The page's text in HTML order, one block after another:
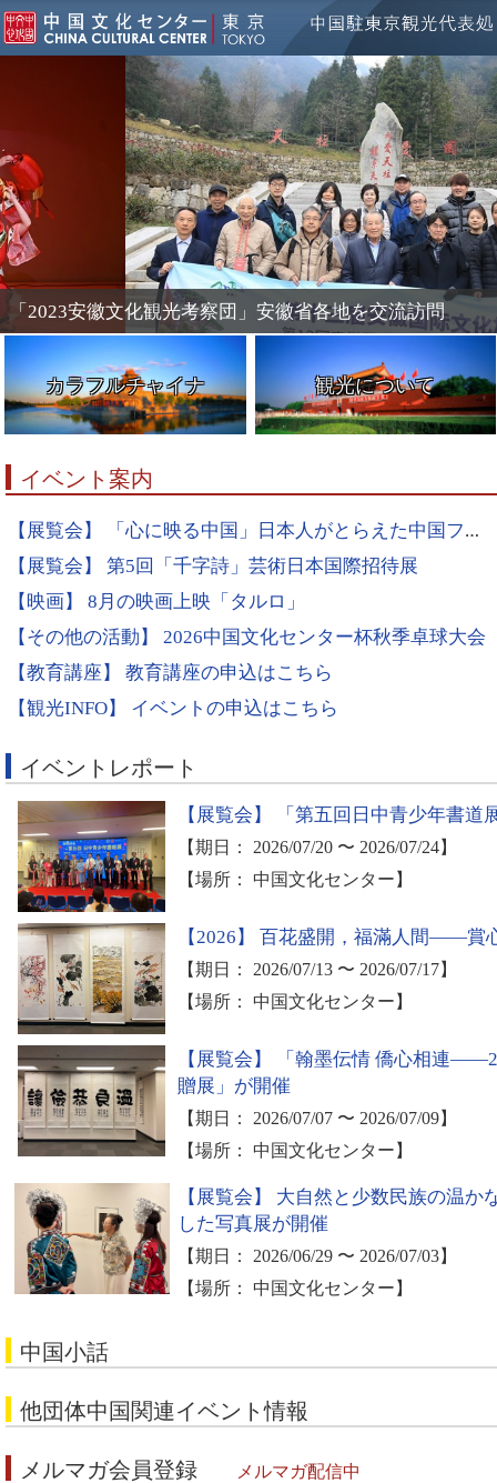
「2023安徽文化観光考察団」安徽省各地を交流訪問
カラフルチャイナ 観光について
イベント案内
【展覧会】
「心に映る中国」日本人がとらえた中国フォトコンテスト優秀投稿作品展
【展覧会】
第5回「千字詩」芸術日本国際招待展
【映画】
8月の映画上映「タルロ」
【その他の活動】
2026中国文化センター杯秋季卓球大会
【教育講座】
教育講座の申込はこちら
【観光INFO】
イベントの申込はこちら
イベントレポート
【展覧会】 「第五回日中青少年書道
【期日： 2026/07/20 〜 2026/07/24】
【場所： 中国文化センター】
【2026】 百花盛開，福滿人間——賞
【期日： 2026/07/13 〜 2026/07/17】
【場所： 中国文化センター】
【展覧会】
「翰墨伝情 僑心相連
贈展」が開催
【期日： 2026/07/07 〜 2026/07/09】
【場所： 中国文化センター】
【展覧会】
大自然と少数民族の温か
した写真展が開催
【期日： 2026/06/29 〜 2026/07/03】
【場所： 中国文化センター】
中国小話
他団体中国関連イベント情報
メルマガ会員登録 メルマガ配信中